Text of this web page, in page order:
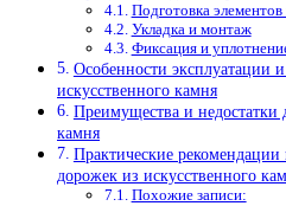
Подготовка
Укладка и монтаж
Фиксация и
Особенности эксплуатации
искусственного камня
Преимущества и недостатки
камня
Практические рекомендации
дорожек из искусственного
Похожие записи: